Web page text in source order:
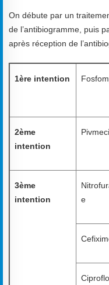
On débute par un
de l’antibiogramme, puis
après réception de
1ère intention
2ème
intention
3ème
intention
e